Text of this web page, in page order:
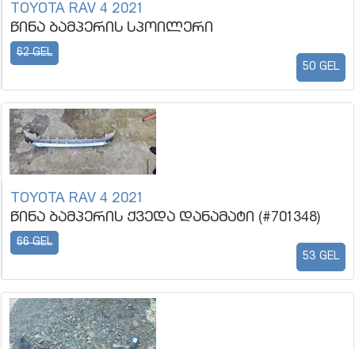
TOYOTA RAV 4 2021
წინა ბამპერის სპოილერი
62 GEL
50 GEL
TOYOTA RAV 4 2021
წინა ბამპერის ქვედა დანამატი (#701348)
66 GEL
53 GEL